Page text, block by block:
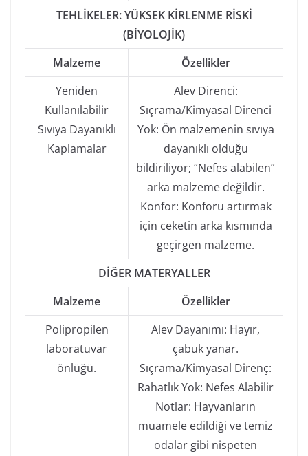
TEHLİKELER: YÜKSEK KİRLENME RİSKİ
(BİYOLOJİK)
Malzeme
Özellikler
Yeniden
Kullanılabilir
Sıvıya Dayanıklı
Kaplamalar
Alev Direnci:
Sıçrama/Kimyasal Direnci
Yok: Ön malzemenin sıvıya
dayanıklı olduğu
bildiriliyor; “Nefes alabilen”
arka malzeme değildir.
Konfor: Konforu artırmak
için ceketin arka kısmında
geçirgen malzeme.
DİĞER MATERYALLER
Malzeme
Özellikler
Polipropilen
laboratuvar
önlüğü.
Alev Dayanımı: Hayır,
çabuk yanar.
Sıçrama/Kimyasal Direnç:
Rahatlık Yok: Nefes Alabilir
Notlar: Hayvanların
muamele edildiği ve temiz
odalar gibi nispeten